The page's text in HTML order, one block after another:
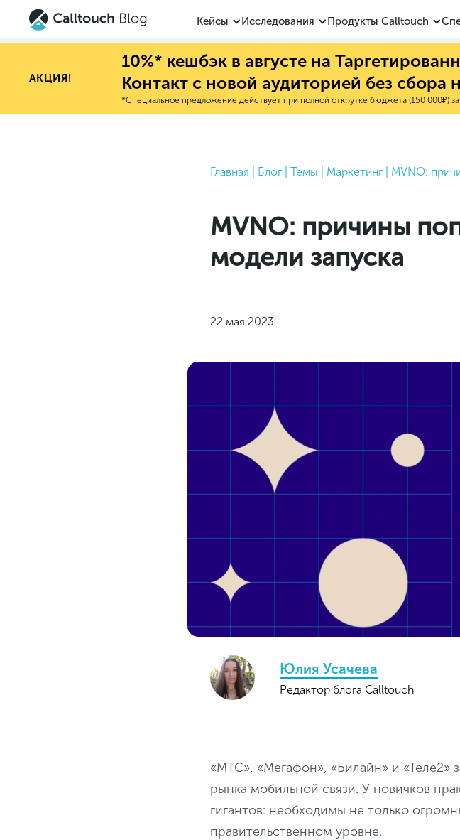
Кейсы Исследования Продукты Calltouch
АКЦИЯ!
10%* кешбэк в августе на
Контакт с новой аудиторией без сбора
*Специальное предложение действует при полной открутке бюджета (150 000₽) за
Главная Блог| Темы Маркетинг| MVNO:
MVNO: причины
модели запуска
22 мая 2023
Юлия Усачева
Редактор блога Calltouch
«МТС», «Мегафон», «Билайн» и
рынка мобильной связи. У новичков
гигантов: необходимы не только
правительственном уровне.